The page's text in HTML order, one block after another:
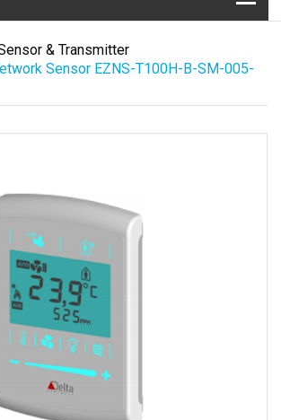
& Transmitter
Sensor EZNS-T100H-B-SM-005-